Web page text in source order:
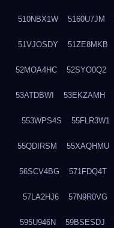
510NBX1W 5160U7JM
51VJOSDY 51ZE8MKB
52MOA4HC 52SYO0Q2
53ATDBWI 53EKZAMH
553WPS4S 55FLR3W1
55QDIRSM 55XAQHMU
56SCV4BG 571FDQ4T
57LA2HJ6 57N9R0VG
595U946N 59BSESDJ